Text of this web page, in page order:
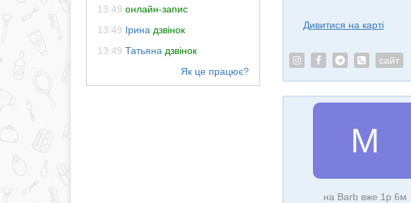
13:49 онлайн-запис
13:49 Ірина дзвінок
13:49 Татьяна дзвінок
Дивитися на карті
сайт
М
на Barb вже 1р 6м